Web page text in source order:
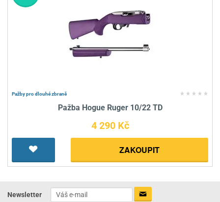
Pažby pro dlouhé zbraně
Pažba Hogue Ruger 10/22 TD
4 290 Kč
ZAKOUPIT
Newsletter